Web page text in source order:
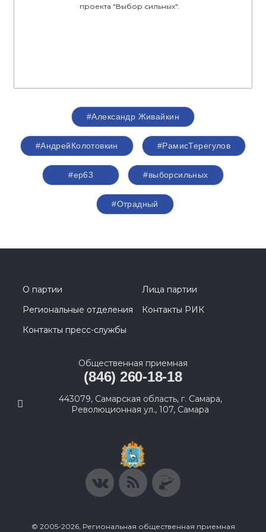
проекта "Выбор сильных".
#Александр Живайкин
#АндрейКолотовкин #РамисТерегулов
#ер63 #выборсильных
#Отрадный
О партии
Лица партии
Региональные отделения
Контакты РИК
Контакты пресс-службы
Общественная приемная
(846) 260-18-18
443079, Самарская область, г. Самара,
Революционная ул., 107, Самара
© 2005-2026, Региональная общественная приемная